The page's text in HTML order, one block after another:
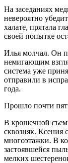
На заседаниях
невероятно
халате, прятала
своей попытке
Илья молчал. Он
немигающим
система уже
отправили в
года.
Прошло почти
В крошечной
сквозняк. Ксения
многоэтажки. В
застоявшейся
мелких